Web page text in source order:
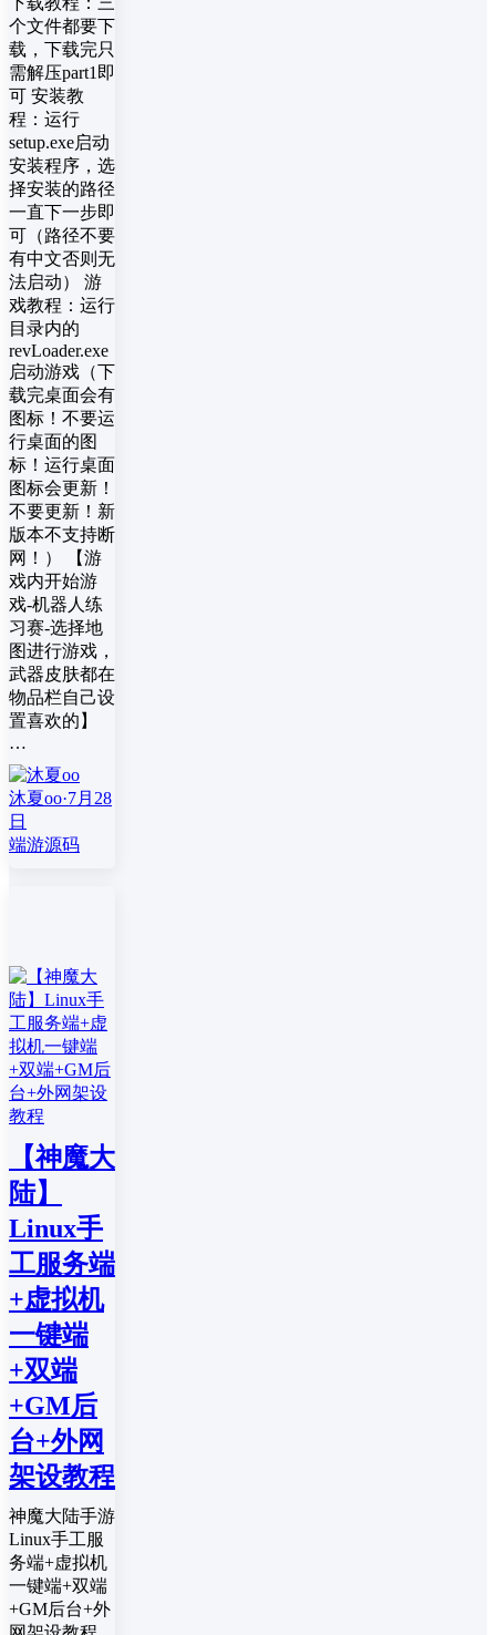
个文件都要下
载，下载完只
需解压part1即
可 安装教
程：运行
setup.exe启动
安装程序，选
择安装的路径
一直下一步即
可（路径不要
有中文否则无
法启动） 游
戏教程：运行
目录内的
revLoader.exe
启动游戏（下
载完桌面会有
图标！不要运
行桌面的图
标！运行桌面
图标会更新！
不要更新！新
版本不支持断
网！） 【游
戏内开始游
戏-机器人练
习赛-选择地
图进行游戏，
武器皮肤都在
物品栏自己设
置喜欢的】
…
沐夏oo·7月28
日
端游源码
【神魔大
陆】
Linux手
工服务端
+虚拟机
一键端
+双端
+GM后
台+外网
架设教程
神魔大陆手游
Linux手工服
务端+虚拟机
一键端+双端
+GM后台+外